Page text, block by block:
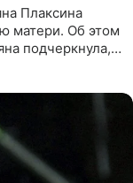
Плаксина
матери. Об этом
подчеркнула,